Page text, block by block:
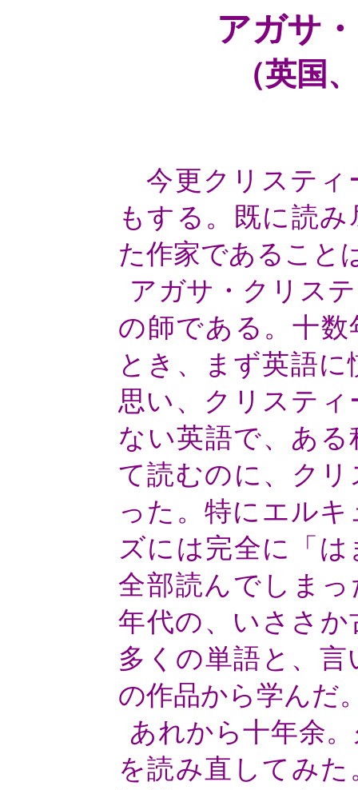
アガサ
（英国、
今更クリスティ
もする。既に読
た作家であること
アガサ・クリス
の師である。十
とき、まず英語
思い、クリステ
ない英語で、あ
て読むのに、ク
った。特にエル
ズには完全に「
全部読んでしま
年代の、いささ
多くの単語と、
の作品から学んだ
あれから十年余
を読み直してみ